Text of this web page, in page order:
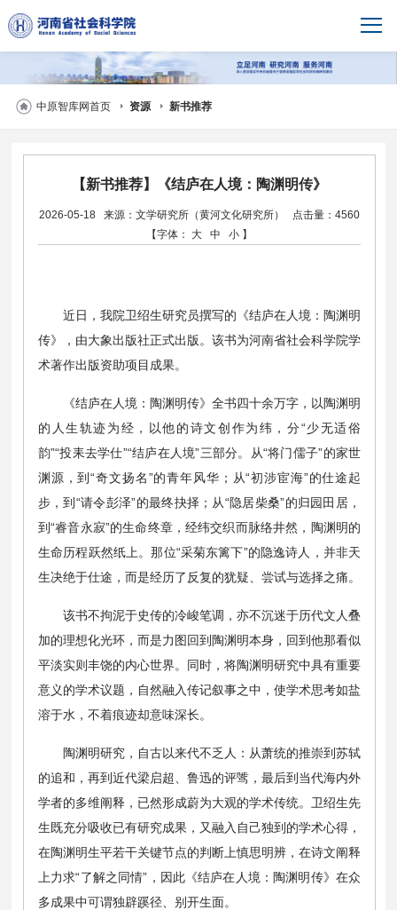
中原智库网首页 资源 新书推荐
【新书推荐】《结庐在人境：陶渊明传》
2026-05-18 来源：文学研究所（黄河文化研究所）
点击量：4560
【字体：
大 中 小 】
近日 ， 我院卫绍生研究员撰写的《结庐在人境 ： 陶渊明
传》
， 由大象出版社正式出版。该书为河南省社会科学院学
术著作出版资助项目 成果。
《结庐在人境：陶渊明传》全书四十余万字，以陶渊明
的人生轨迹为经，以他的诗文创作为纬，分“少无适俗
韵”“投耒去学仕”“结庐在人境”三部分。从“将门儒子”的家世
渊源，到“奇文扬名”的青年风华；从“初涉宦海”的仕途起
步，到“请令彭泽”的最终抉择；从“隐居柴桑”的归园田居，
到“睿音永寂”的生命终章，经纬交织而脉络井然，陶渊明的
生命历程跃然纸上。那位“采菊东篱下”的隐逸诗人，并非天
生决绝于仕途，而是经历了反复的犹疑、尝试与选择之痛。
该书不拘泥于史传的冷峻笔调，亦不沉迷于历代文人叠
加的理想化光环，而是力图回到陶渊明本身，回到他那看似
平淡实则丰饶的内心世界。同时，将陶渊明研究中具有重要
意义的学术议题，自然融入传记叙事之中，使学术思考如盐
溶于水，不着痕迹却意味深长。
陶渊明研究，自古以来代不乏人：从萧统的推崇到苏轼
的追和，再到近代梁启超、鲁迅的评骘，最后到当代海内外
学者的多维阐释，已然形成蔚为大观的学术传统。卫绍生先
生既充分吸收已有研究成果，又融入自己独到的学术心得，
在陶渊明生平若干关键节点的判断上慎思明辨，在诗文阐释
上力求“了解之同情”，因此《结庐在人境：陶渊明传》在众
多成果中可谓独辟蹊径、别开生面。